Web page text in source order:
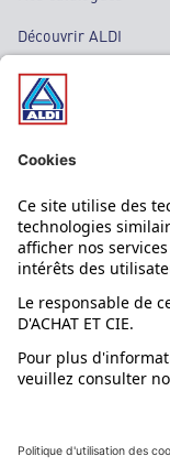
Découvrir ALDI
Nos bons plans
Nos rayons
Nos marques
Nos astuces
Évènements
L'application mobile